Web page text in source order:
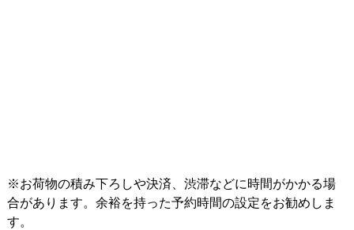
インフォ
※お荷物の積み下ろしや決済、渋滞などに時間がかかる場
合があります。余裕を持った予約時間の設定をお勧めしま
す。